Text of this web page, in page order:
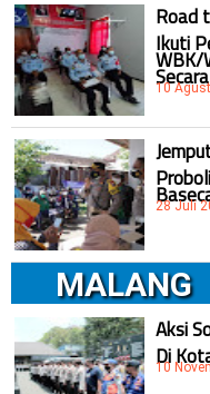
Road
Ikuti
WBK/
10
28 Juli
MALANG
Aksi
Di
10